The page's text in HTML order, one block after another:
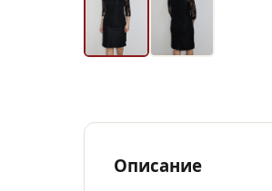
Описание